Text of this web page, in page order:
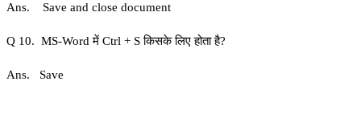
Ans. Save and close document
Q 10. MS-Word में Ctrl + S किसके लिए होता है?
Ans. Save